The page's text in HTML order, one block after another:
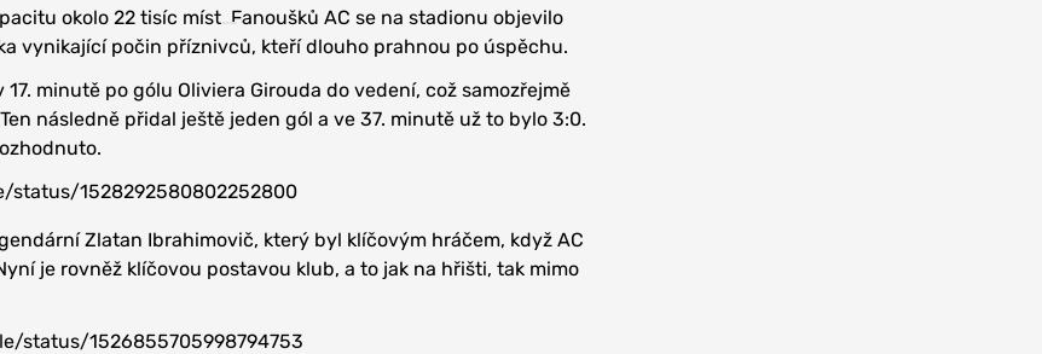
okolo 22 tisíc míst. Fanoušků AC se na stadionu objevilo
vynikající počin příznivců, kteří dlouho prahnou po úspěchu.
minutě po gólu Oliviera Girouda do vedení, což samozřejmě
následně přidal ještě jeden gól a ve 37. minutě už to bylo 3:0.
1528292580802252800
Zlatan Ibrahimovič, který byl klíčovým hráčem, když AC
je rovněž klíčovou postavou klub, a to jak na hřišti, tak mimo
status/1526855705998794753